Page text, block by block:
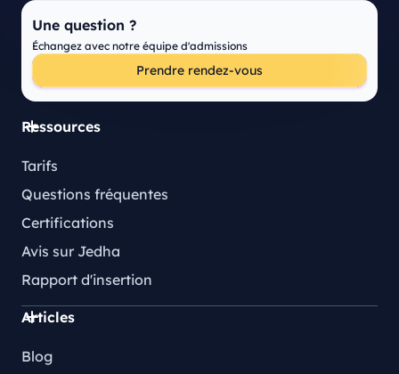
Une question ?
Échangez avec notre équipe d'admissions
Prendre rendez-vous
Ressources
Tarifs
Questions fréquentes
Certifications
Avis sur Jedha
Rapport d'insertion
Articles
Blog